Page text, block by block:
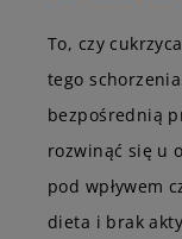
To, czy
tego
bezpośrednią
rozwinąć się u
pod wpływem
dieta i brak